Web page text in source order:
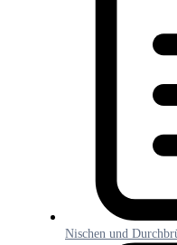
Nischen und